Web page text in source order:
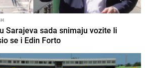
Sarajeva sada snimaju vozite li
se i Edin Forto